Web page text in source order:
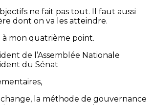
ne fait pas tout. Il faut aussi
dont on va les atteindre.
à mon quatrième point.
de l’Assemblée Nationale
du Sénat
la méthode de gouvernance